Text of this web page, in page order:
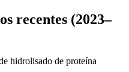
recentes (2023–
hidrolisado de proteína